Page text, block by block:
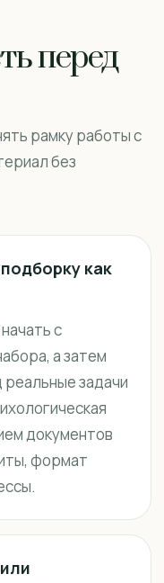
перед
рамку работы с
без
как
с
а затем
задачи
документов
формат